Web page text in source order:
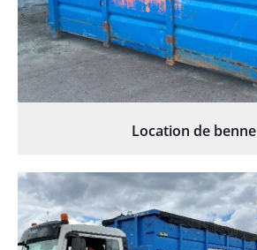
Location de benne